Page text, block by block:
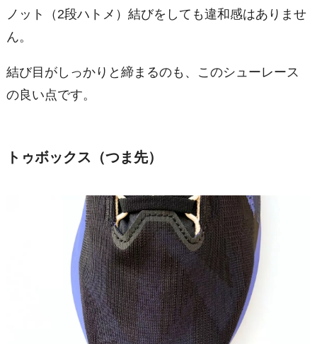
ノット（2段ハトメ）結びをしても違和感はありませ
ん。
結び目がしっかりと締まるのも、このシューレース
の良い点です。
トゥボックス（つま先）